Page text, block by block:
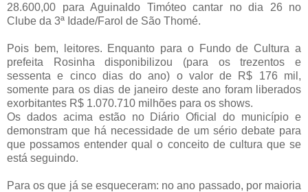
28.600,00 para Aguinaldo Timóteo cantar no dia 26 no
Clube da 3ª Idade/Farol de São Thomé.
Pois bem, leitores. Enquanto para o Fundo de Cultura a
prefeita Rosinha disponibilizou (para os trezentos e
sessenta e cinco dias do ano) o valor de R$ 176 mil,
somente para os dias de janeiro deste ano foram liberados
exorbitantes R$ 1.070.710 milhões para os shows.
Os dados acima estão no Diário Oficial do município e
demonstram que há necessidade de um sério debate para
que possamos entender qual o conceito de cultura que se
está seguindo.
Para os que já se esqueceram: no ano passado, por maioria